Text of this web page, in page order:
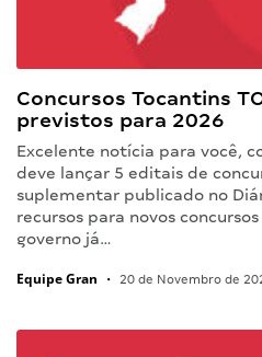
Concursos Tocantins
previstos para 2026
Excelente notícia para você,
deve lançar 5 editais de
suplementar publicado no
recursos para novos
governo já…
Equipe Gran • 20 de Novembro de